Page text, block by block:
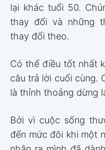
lại khác tuổi 50.
thay đổi và những
thay đổi theo.
Có thể điều tốt nhất
câu trả lời cuối cùng.
là thỉnh thoảng dừng
Bởi vì cuộc sống
đến mức đôi khi một